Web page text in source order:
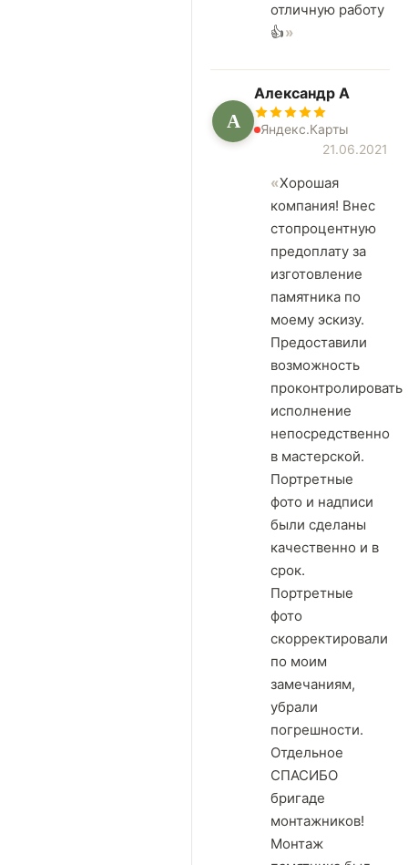
отличную работу
👍
А
Александр А
Яндекс.Карты
21.06.2021
Хорошая
компания! Внес
стопроцентную
предоплату за
изготовление
памятника по
моему эскизу.
Предоставили
возможность
проконтролировать
исполнение
непосредственно
в мастерской.
Портретные
фото и надписи
были сделаны
качественно и в
срок.
Портретные
фото
скорректировали
по моим
замечаниям,
убрали
погрешности.
Отдельное
СПАСИБО
бригаде
монтажников!
Монтаж